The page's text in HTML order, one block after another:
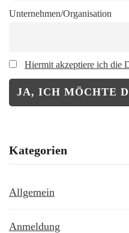
Unternehmen/Organisation
Hiermit akzeptiere ich die
Kategorien
Allgemein
Anmeldung